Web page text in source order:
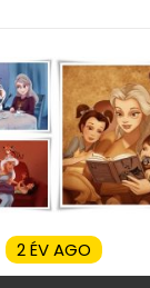
2 ÉV AGO